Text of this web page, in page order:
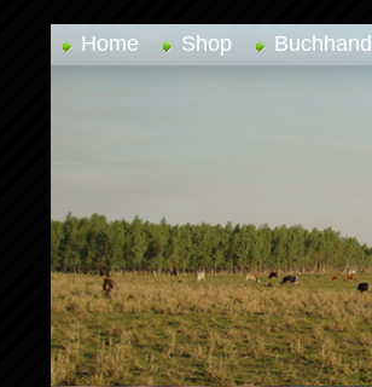
Home Shop